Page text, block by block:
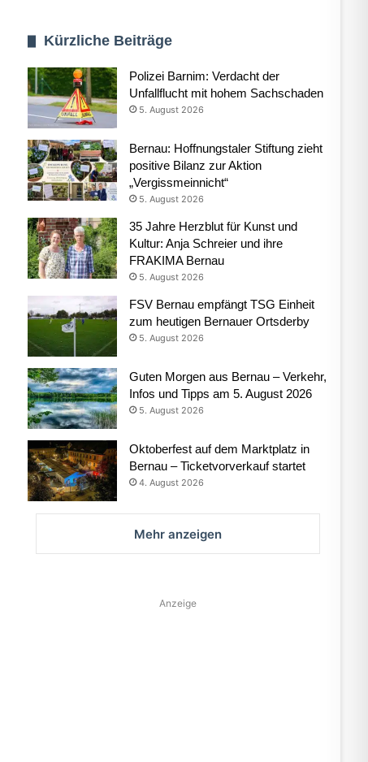
Kürzliche Beiträge
Polizei Barnim: Verdacht der
Unfallflucht mit hohem Sachschaden
5. August 2026
Bernau: Hoffnungstaler Stiftung zieht
positive Bilanz zur Aktion
„Vergissmeinnicht“
5. August 2026
35 Jahre Herzblut für Kunst und
Kultur: Anja Schreier und ihre
FRAKIMA Bernau
5. August 2026
FSV Bernau empfängt TSG Einheit
zum heutigen Bernauer Ortsderby
5. August 2026
Guten Morgen aus Bernau – Verkehr,
Infos und Tipps am 5. August 2026
5. August 2026
Oktoberfest auf dem Marktplatz in
Bernau – Ticketvorverkauf startet
4. August 2026
Mehr anzeigen
Anzeige